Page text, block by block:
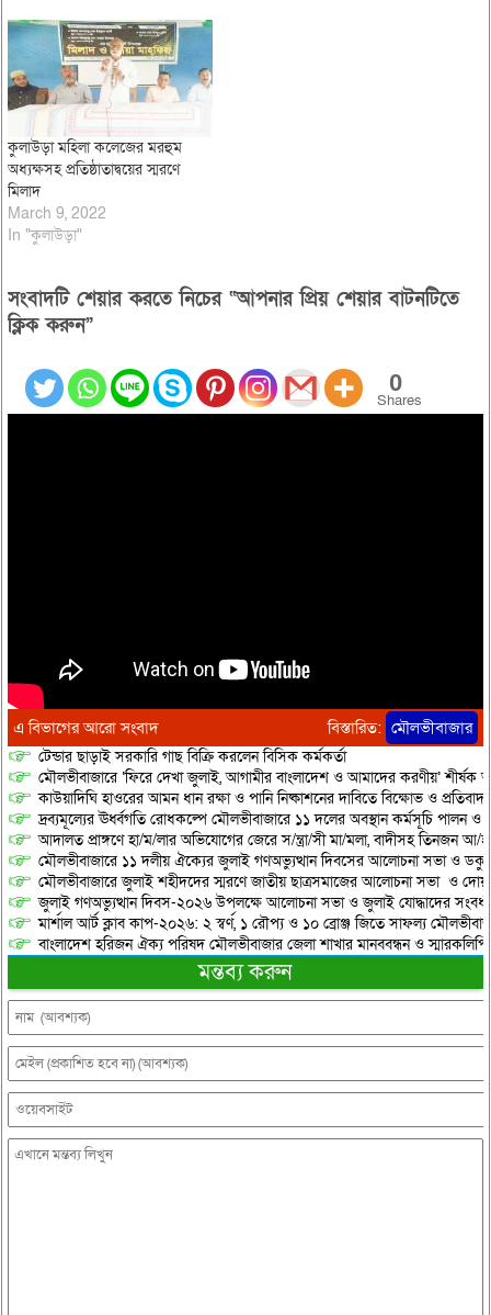
কুলাউড়া মহিলা কলেজের মরহুম
অধ্যক্ষসহ প্রতিষ্ঠাতাদ্বয়ের স্মরণে
মিলাদ
March 9, 2022
In "কুলাউড়া"
সংবাদটি শেয়ার করতে নিচের “আপনার প্রিয় শেয়ার বাটনটিতে
ক্লিক করুন”
0
Shares
এ বিভাগের আরো সংবাদ বিস্তারিত: মৌলভীবাজার
টেন্ডার ছাড়াই সরকারি গাছ বিক্রি করলেন বিসিক কর্মকর্তা
মৌলভীবাজারে ‘ফিরে দেখা জুলাই, আগামীর বাংলাদেশ ও আমাদের করণীয়’ শীর্ষক
কাউয়াদিঘি হাওরের আমন ধান রক্ষা ও পানি নিষ্কাশনের দাবিতে বিক্ষোভ ও
দ্রব্যমূল্যের ঊর্ধ্বগতি রোধকল্পে মৌলভীবাজারে ১১ দলের অবস্থান কর্মসূচি পালন ও
আদালত প্রাঙ্গণে হা/ম/লার অভিযোগের জেরে স/ন্ত্রা/সী মা/মলা, বাদীসহ তিনজন আ/
মৌলভীবাজারে ১১ দলীয় ঐক্যের জুলাই গণঅভ্যুত্থান দিবসের আলোচনা সভা ও
মৌলভীবাজারে জুলাই শহীদদের স্মরণে জাতীয় ছাত্রসমাজের আলোচনা সভা ও
জুলাই গণঅভ্যুত্থান দিবস-২০২৬ উপলক্ষে আলোচনা সভা ও জুলাই যোদ্ধাদের
মার্শাল আর্ট ক্লাব কাপ-২০২৬: ২ স্বর্ণ, ১ রৌপ্য ও ১০ ব্রোঞ্জ জিতে সাফল্য
বাংলাদেশ হরিজন ঐক্য পরিষদ মৌলভীবাজার জেলা শাখার মানববন্ধন ও স্মারকলিপি
মন্তব্য করুন